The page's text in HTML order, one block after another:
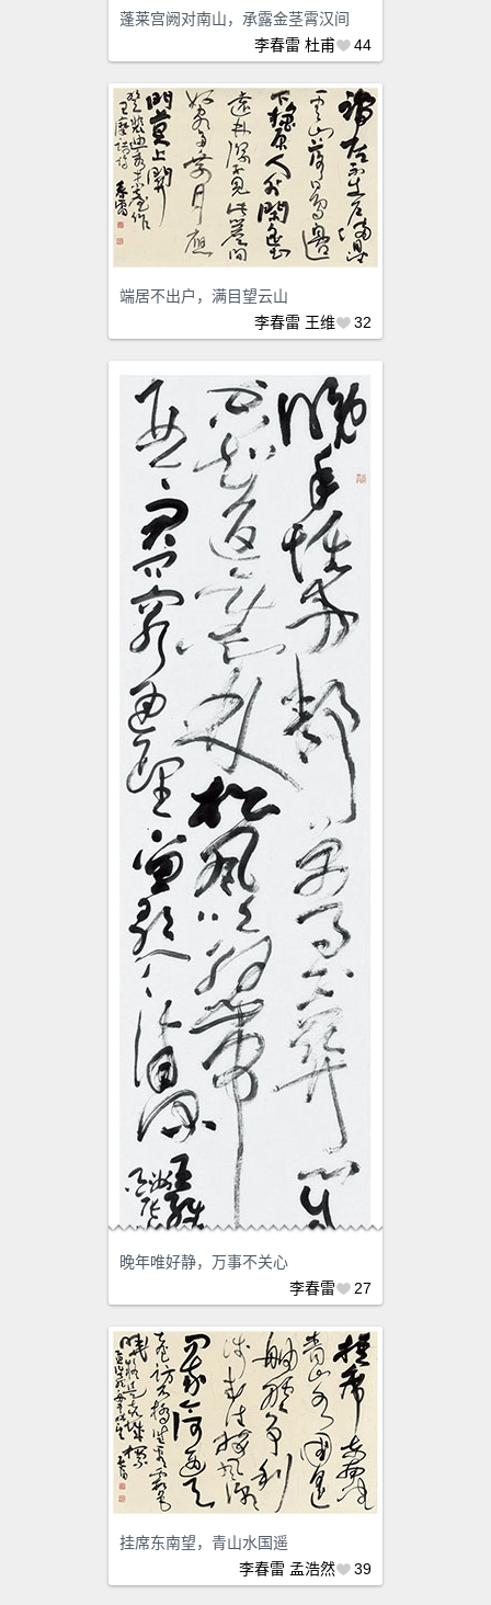
蓬莱宫阙对南山，承露金茎霄汉间
李春雷 杜甫 44
端居不出户，满目望云山
李春雷 王维 32
晚年唯好静，万事不关心
李春雷
27
挂席东南望，青山水国遥
李春雷 孟浩然 39